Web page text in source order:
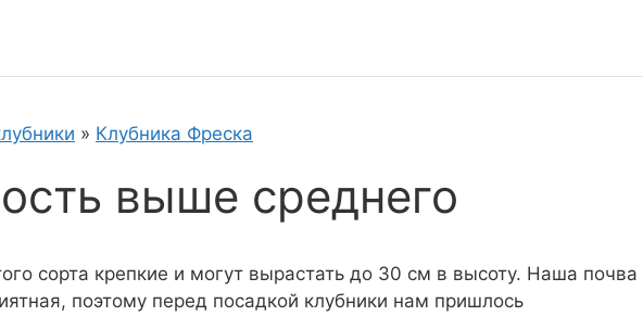
» Клубника Фреска
выше среднего
сорта крепкие и могут вырастать до 30 см в высоту. Наша почва
поэтому перед посадкой клубники нам пришлось